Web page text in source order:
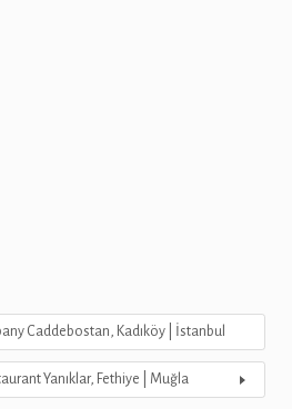
Caddebostan, Kadıköy | İstanbul
Yanıklar, Fethiye | Muğla